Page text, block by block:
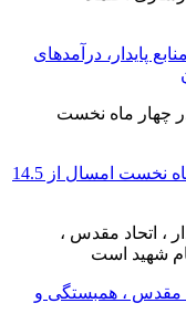
پایدار، درآمدهای
حق بیمه تولیدی بیمه ملت در چهار ماه نخست امسال از 14.5
مقدس ، همبستگی و